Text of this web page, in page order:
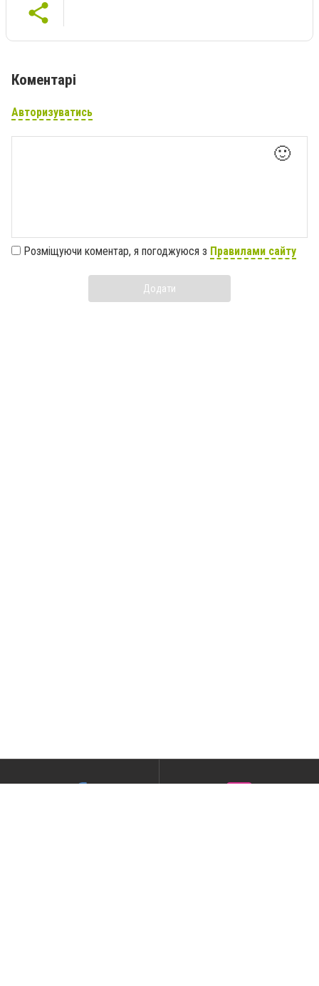
Коментарі
Авторизуватись
🙂
Розміщуючи коментар, я погоджуюся з Правилами сайту
Додати